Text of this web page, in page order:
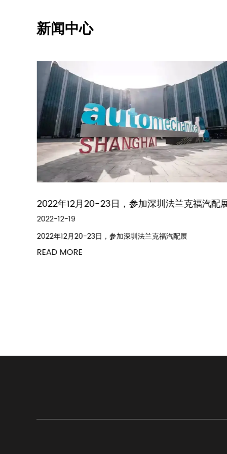
新闻中心
2022年12月20-23日，参加深圳法兰克福汽配
2022-12-19
2022年12月20-23日，参加深圳法兰克福汽配展
READ MORE